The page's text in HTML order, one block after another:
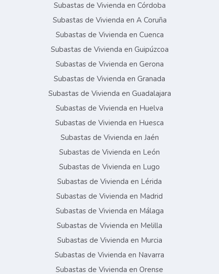
Subastas de Vivienda en Córdoba
Subastas de Vivienda en A Coruña
Subastas de Vivienda en Cuenca
Subastas de Vivienda en Guipúzcoa
Subastas de Vivienda en Gerona
Subastas de Vivienda en Granada
Subastas de Vivienda en Guadalajara
Subastas de Vivienda en Huelva
Subastas de Vivienda en Huesca
Subastas de Vivienda en Jaén
Subastas de Vivienda en León
Subastas de Vivienda en Lugo
Subastas de Vivienda en Lérida
Subastas de Vivienda en Madrid
Subastas de Vivienda en Málaga
Subastas de Vivienda en Melilla
Subastas de Vivienda en Murcia
Subastas de Vivienda en Navarra
Subastas de Vivienda en Orense